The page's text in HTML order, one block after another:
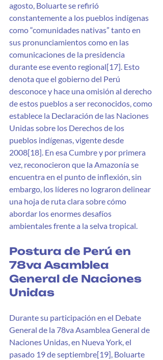
agosto, Boluarte se refirió
constantemente a los pueblos indígenas
como “comunidades nativas” tanto en
sus pronunciamientos como en las
comunicaciones de la presidencia
durante ese evento regional[17]. Esto
denota que el gobierno del Perú
desconoce y hace una omisión al derecho
de estos pueblos a ser reconocidos, como
establece la Declaración de las Naciones
Unidas sobre los Derechos de los
pueblos indígenas, vigente desde
2008[18]. En esa Cumbre y por primera
vez, reconocieron que la Amazonía se
encuentra en el punto de inflexión, sin
embargo, los líderes no lograron delinear
una hoja de ruta clara sobre cómo
abordar los enormes desafíos
ambientales frente a la selva tropical.
Postura de Perú en
78va Asamblea
General de Naciones
Unidas
Durante su participación en el Debate
General de la 78va Asamblea General de
Naciones Unidas, en Nueva York, el
pasado 19 de septiembre[19], Boluarte